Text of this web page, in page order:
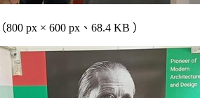
（800 px × 600 px、68.4 KB ）